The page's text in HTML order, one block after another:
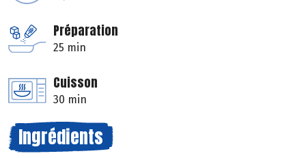
Préparation
25 min
Cuisson
30 min
Ingrédients